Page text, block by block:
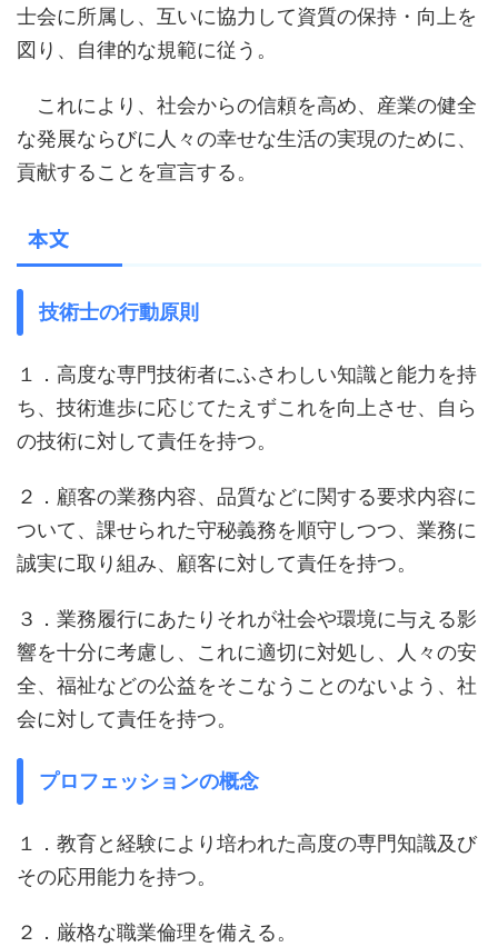
士会に所属し、互いに協力して資質の保持・向上を
図り、自律的な規範に従う。
これにより、社会からの信頼を高め、産業の健全
な発展ならびに人々の幸せな生活の実現のために、
貢献することを宣言する。
本文
技術士の行動原則
１．高度な専門技術者にふさわしい知識と能力を持
ち、技術進歩に応じてたえずこれを向上させ、自ら
の技術に対して責任を持つ。
２．顧客の業務内容、品質などに関する要求内容に
ついて、課せられた守秘義務を順守しつつ、業務に
誠実に取り組み、顧客に対して責任を持つ。
３．業務履行にあたりそれが社会や環境に与える影
響を十分に考慮し、これに適切に対処し、人々の安
全、福祉などの公益をそこなうことのないよう、社
会に対して責任を持つ。
プロフェッションの概念
１．教育と経験により培われた高度の専門知識及び
その応用能力を持つ。
２．厳格な職業倫理を備える。